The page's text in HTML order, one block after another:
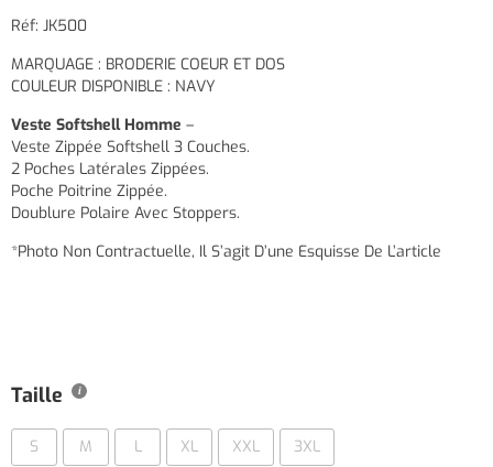
Réf: JK500
MARQUAGE : BRODERIE COEUR ET DOS
COULEUR DISPONIBLE : NAVY
Veste Softshell Homme –
Veste Zippée Softshell 3 Couches.
2 Poches Latérales Zippées.
Poche Poitrine Zippée.
Doublure Polaire Avec Stoppers.
*Photo Non Contractuelle, Il S’agit D’une Esquisse De L’article
Taille
S M L XL XXL 3XL